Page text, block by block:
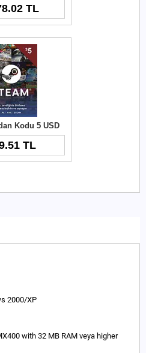
TL
Kodu 5 USD
TL
2000/XP
with 32 MB RAM veya higher